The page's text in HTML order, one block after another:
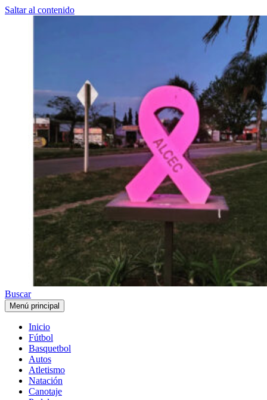
Saltar al contenido
Buscar
Menú principal
Inicio
Fútbol
Basquetbol
Autos
Atletismo
Natación
Canotaje